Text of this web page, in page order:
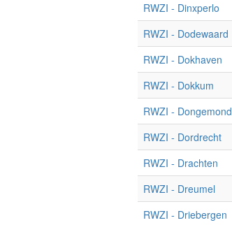
RWZI - Dinxperlo
RWZI - Dodewaard
RWZI - Dokhaven
RWZI - Dokkum
RWZI - Dongemond
RWZI - Dordrecht
RWZI - Drachten
RWZI - Dreumel
RWZI - Driebergen